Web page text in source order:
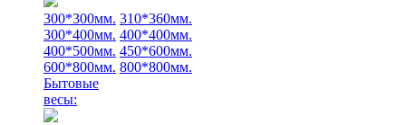
300*300мм. 310*360мм.
300*400мм. 400*400мм.
400*500мм. 450*600мм.
600*800мм. 800*800мм.
Бытовые
весы: